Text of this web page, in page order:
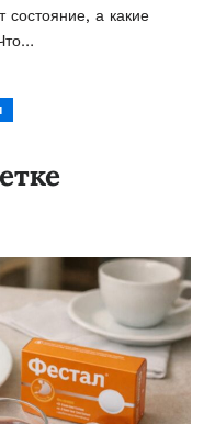
состояние, а какие